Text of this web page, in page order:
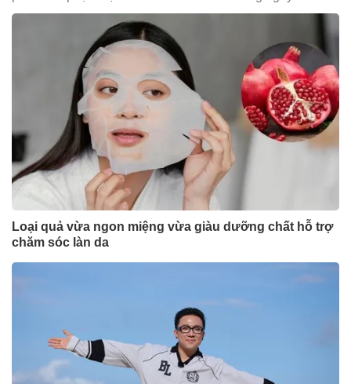
Loại quả vừa ngon miệng vừa giàu dưỡng chất hỗ trợ
chăm sóc làn da